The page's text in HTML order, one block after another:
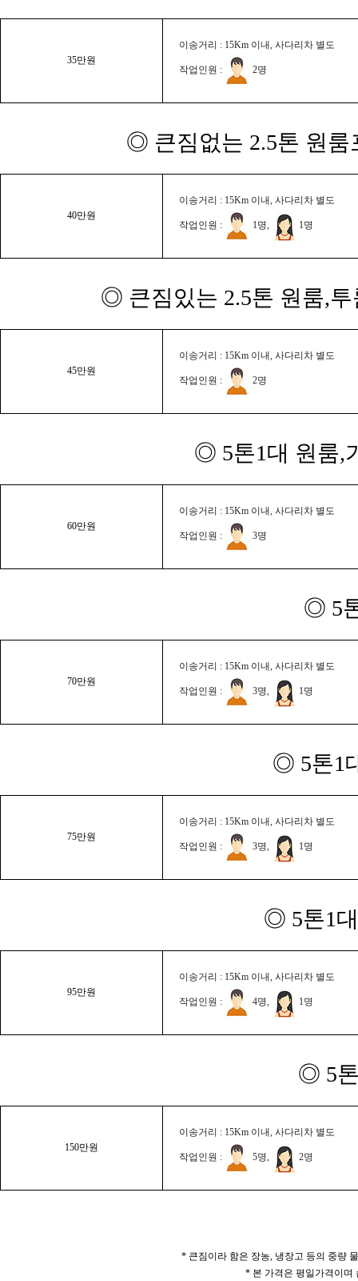
35만원
이송거리 : 15Km 이내, 사다리차 별도
작업인원 : 2명
◎ 큰짐없는 2.5톤 원룸
40만원
이송거리 : 15Km 이내, 사다리차 별도
작업인원 : 1명, 1명
◎ 큰짐있는 2.5톤 원룸,
45만원
이송거리 : 15Km 이내, 사다리차 별도
작업인원 : 2명
◎ 5톤1대 원룸,
60만원
이송거리 : 15Km 이내, 사다리차 별도
작업인원 : 3명
◎ 5
70만원
이송거리 : 15Km 이내, 사다리차 별도
작업인원 : 3명, 1명
◎ 5톤1
75만원
이송거리 : 15Km 이내, 사다리차 별도
작업인원 : 3명, 1명
◎ 5톤1
95만원
이송거리 : 15Km 이내, 사다리차 별도
작업인원 : 4명, 1명
◎ 5
150만원
이송거리 : 15Km 이내, 사다리차 별도
작업인원 : 5명, 2명
* 큰짐이라 함은 장농, 냉장고 등의 중량
* 본 가격은 평일가격이며